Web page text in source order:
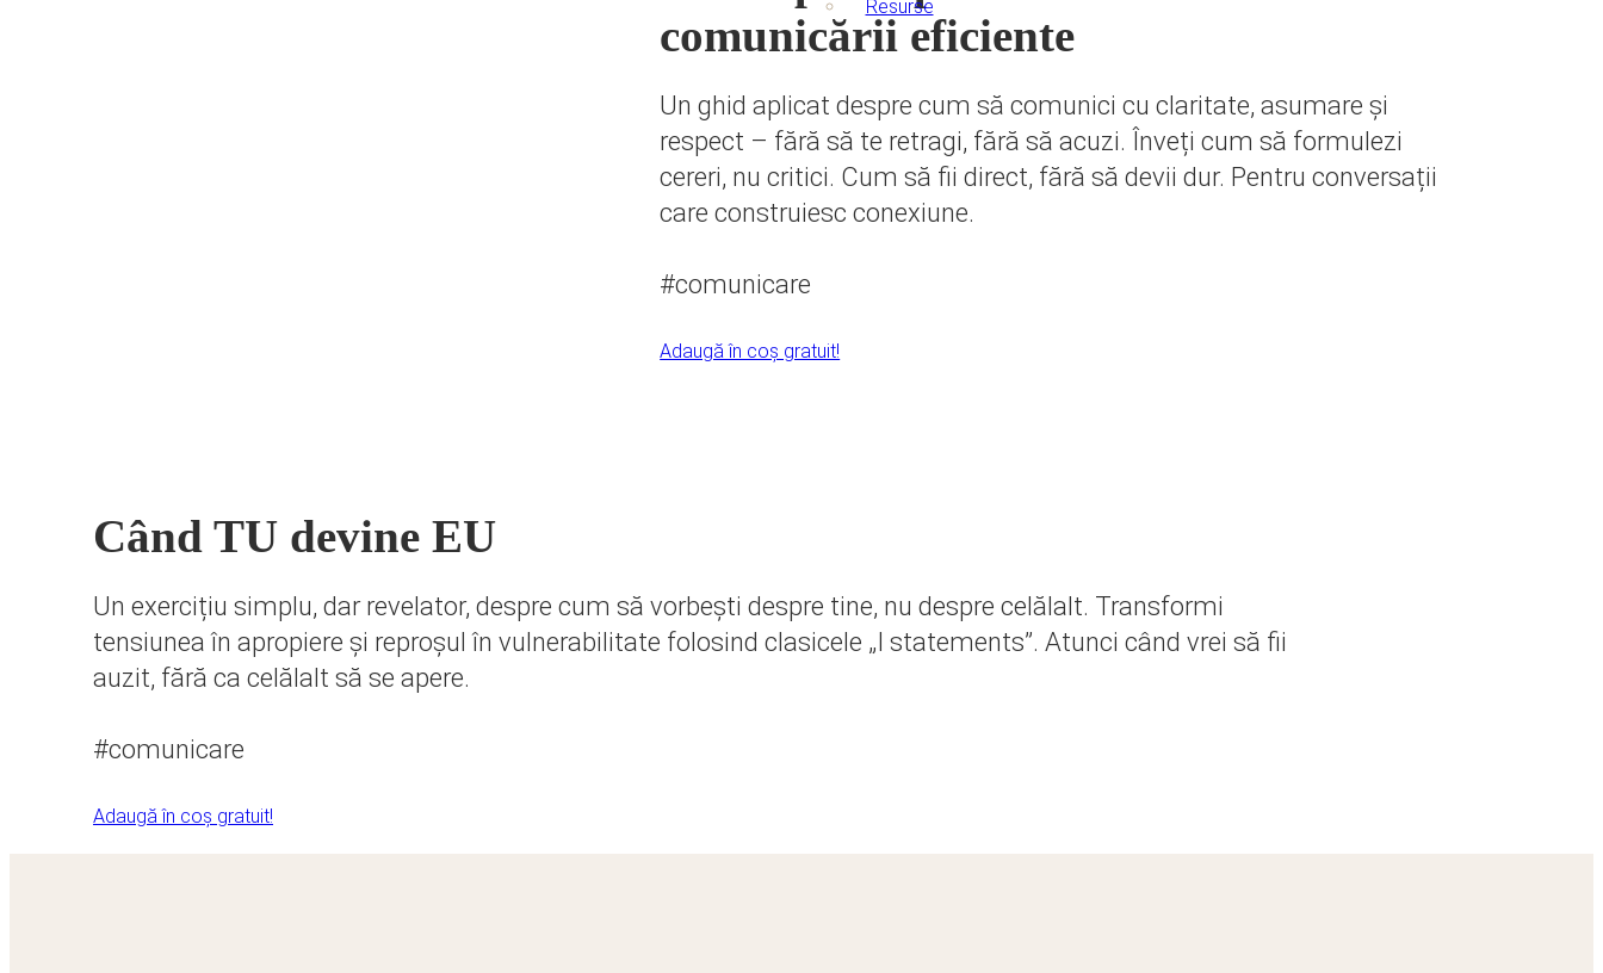
Resurse
comunicării eficiente
Un ghid aplicat despre cum să comunici cu claritate, asumare și
respect – fără să te retragi, fără să acuzi. Înveți cum să formulezi
cereri, nu critici. Cum să fii direct, fără să devii dur. Pentru conversații
care construiesc conexiune.
#comunicare
Adaugă în coș gratuit!
Când TU devine EU
Un exercițiu simplu, dar revelator, despre cum să vorbești despre tine, nu despre celălalt. Transformi
tensiunea în apropiere și reproșul în vulnerabilitate folosind clasicele „I statements”. Atunci când vrei să fii
auzit, fără ca celălalt să se apere.
#comunicare
Adaugă în coș gratuit!